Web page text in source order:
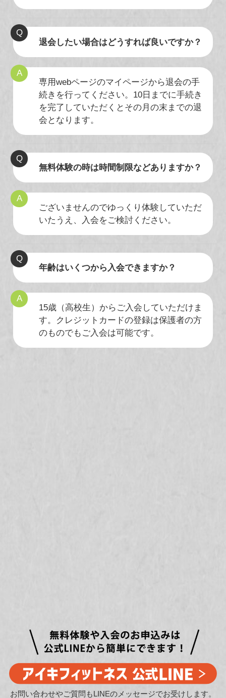
退会したい場合はどうすれば良いですか？
専用webページのマイページから退会の手
続きを行ってください。10日までに手続き
を完了していただくとその月の末までの退
会となります。
無料体験の時は時間制限などありますか？
ございませんのでゆっくり体験していただ
いたうえ、入会をご検討ください。
年齢はいくつから入会できますか？
15歳（高校生）からご入会していただけま
す。クレジットカードの登録は保護者の方
のものでもご入会は可能です。
お問い合わせやご質問もLINEのメッセージでお受けします。